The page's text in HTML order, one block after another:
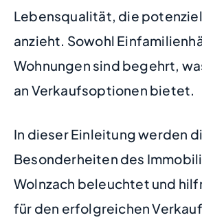
Lebensqualität, die
anzieht. Sowohl
Wohnungen sind begehrt,
an Verkaufsoptionen bietet.
In dieser Einleitung werden
Besonderheiten des
Wolnzach beleuchtet und
für den erfolgreichen